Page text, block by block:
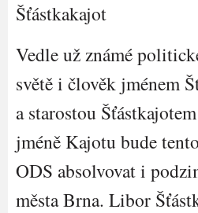
Vedle už známé
světě i člověk jménem
a starostou
jméně Kajotu bude
ODS absolvovat i
města Brna. Libor